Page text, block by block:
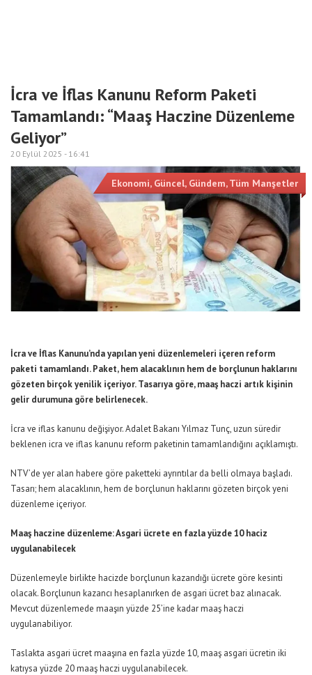
İcra ve İflas Kanunu Reform Paketi
Tamamlandı: “Maaş Haczine Düzenleme
Geliyor”
20 Eylül 2025 - 16:41
Ekonomi, Güncel, Gündem,Tüm Manşetler
İcra ve İflas Kanunu’nda yapılan yeni düzenlemeleri içeren reform
paketi tamamlandı. Paket, hem alacaklının hem de borçlunun haklarını
gözeten birçok yenilik içeriyor. Tasarıya göre, maaş haczi artık kişinin
gelir durumuna göre belirlenecek.
İcra ve iflas kanunu değişiyor. Adalet Bakanı Yılmaz Tunç, uzun süredir
beklenen icra ve iflas kanunu reform paketinin tamamlandığını açıklamıştı.
NTV’de yer alan habere göre paketteki ayrıntılar da belli olmaya başladı.
Tasarı; hem alacaklının, hem de borçlunun haklarını gözeten birçok yeni
düzenleme içeriyor.
Maaş haczine düzenleme: Asgari ücrete en fazla yüzde 10 haciz
uygulanabilecek
Düzenlemeyle birlikte hacizde borçlunun kazandığı ücrete göre kesinti
olacak. Borçlunun kazancı hesaplanırken de asgari ücret baz alınacak.
Mevcut düzenlemede maaşın yüzde 25’ine kadar maaş haczi
uygulanabiliyor.
Taslakta asgari ücret maaşına en fazla yüzde 10, maaş asgari ücretin iki
katıysa yüzde 20 maaş haczi uygulanabilecek.